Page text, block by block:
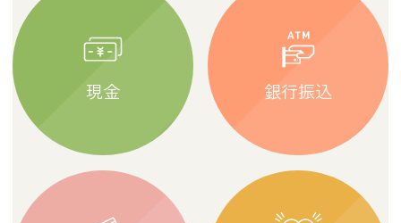
現金 銀行振込